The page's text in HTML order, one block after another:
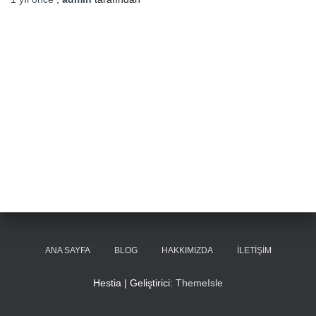
ANA SAYFA BLOG HAKKIMIZDA İLETIŞIM
Hestia | Geliştirici: ThemeIsle